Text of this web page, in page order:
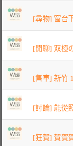
[尋物] 窗台
[閒聊] 双極
[售車] 新竹
[討論] 能從
[狂賀] 賀賀